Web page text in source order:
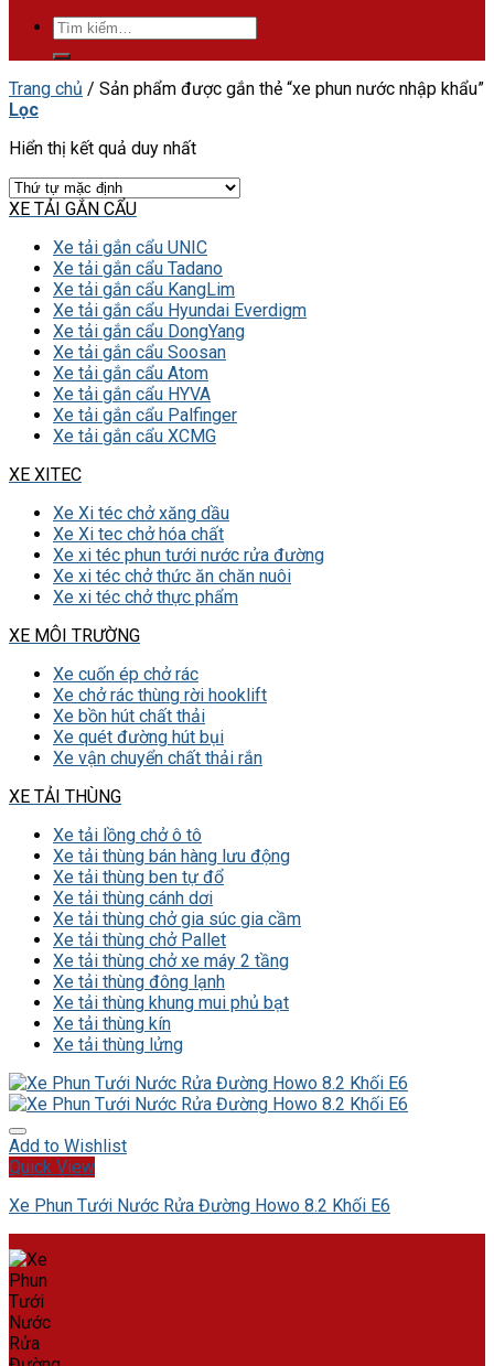
Tìm
kiếm:
Trang chủ / Sản phẩm được gắn thẻ “xe phun nước nhập khẩu”
Lọc
Hiển thị kết quả duy nhất
XE TẢI GẮN CẨU
Xe tải gắn cẩu UNIC
Xe tải gắn cẩu Tadano
Xe tải gắn cẩu KangLim
Xe tải gắn cẩu Hyundai Everdigm
Xe tải gắn cẩu DongYang
Xe tải gắn cẩu Soosan
Xe tải gắn cẩu Atom
Xe tải gắn cẩu HYVA
Xe tải gắn cẩu Palfinger
Xe tải gắn cẩu XCMG
XE XITEC
Xe Xi téc chở xăng dầu
Xe Xi tec chở hóa chất
Xe xi téc phun tưới nước rửa đường
Xe xi téc chở thức ăn chăn nuôi
Xe xi téc chở thực phẩm
XE MÔI TRƯỜNG
Xe cuốn ép chở rác
Xe chở rác thùng rời hooklift
Xe bồn hút chất thải
Xe quét đường hút bụi
Xe vận chuyển chất thải rắn
XE TẢI THÙNG
Xe tải lồng chở ô tô
Xe tải thùng bán hàng lưu động
Xe tải thùng ben tự đổ
Xe tải thùng cánh dơi
Xe tải thùng chở gia súc gia cầm
Xe tải thùng chở Pallet
Xe tải thùng chở xe máy 2 tầng
Xe tải thùng đông lạnh
Xe tải thùng khung mui phủ bạt
Xe tải thùng kín
Xe tải thùng lửng
Add to Wishlist
Quick View
Xe Phun Tưới Nước Rửa Đường Howo 8.2 Khối E6